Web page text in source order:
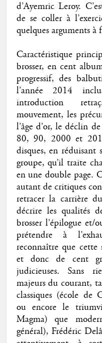
d’Ayemric Leroy.
de se coller à
quelques arguments à
Caractéristique
brosser, en cent
progressif, des
l’année 2014
introduction
mouvement, les
l’âge d’or, le déclin
80, 90, 2000 et
disques, en
groupe, qu’il traite
en une double page.
autant de critiques
retracer la carrière
décrire les qualités
brosser l’épilogue et/
prétendre à
reconnaître que cette
et donc de cent
judicieuses. Sans
majeurs du courant,
classiques (école de
ou encore le
Magma) que
général), Frédéric